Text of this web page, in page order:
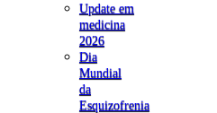
Update em
medicina
2026
Dia
Mundial
da
Esquizofrenia